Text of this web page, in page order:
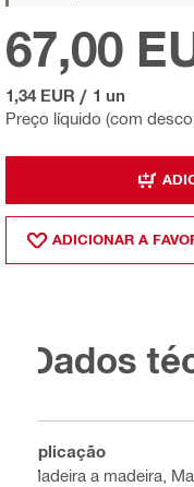
Preço líquido (com
67,00
1,34 EUR / 1 un
ADICIONAR A
Dados
Aplicação
Madeira a madeira,